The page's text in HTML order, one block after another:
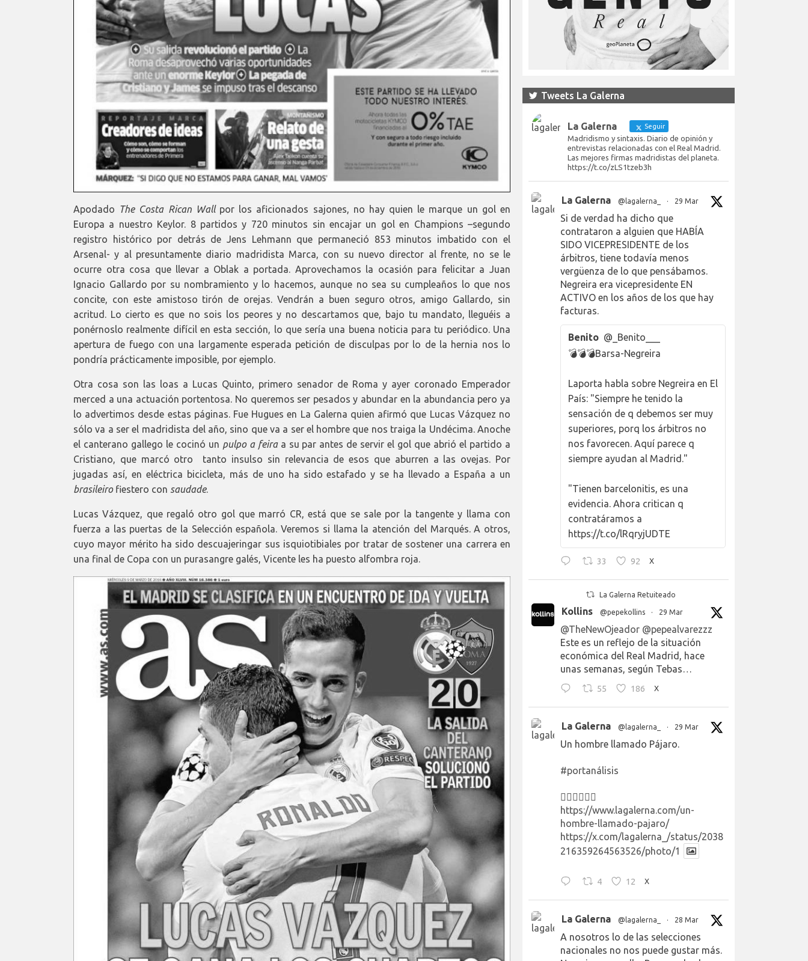
Apodado The Costa Rican Wallpor los aficionados sajones, no hay quien le marque un gol en
Europa a nuestro Keylor. 8 partidos y 720 minutos sin encajar un gol en Champions –segundo
registro histórico por detrás de Jens Lehmann que permaneció 853 minutos imbatido con el
Arsenal- y al presuntamente diario madridista Marca, con su nuevo director al frente, no se le
ocurre otra cosa que llevar a Oblak a portada. Aprovechamos la ocasión para felicitar a Juan
Ignacio Gallardo por su nombramiento y lo hacemos, aunque no sea su cumpleaños lo que nos
concite, con este amistoso tirón de orejas. Vendrán a buen seguro otros, amigo Gallardo, sin
acritud. Lo cierto es que no sois los peores y no descartamos que, bajo tu mandato, lleguéis a
ponérnoslo realmente difícil en esta sección, lo que sería una buena noticia para tu periódico. Una
apertura de fuego con una largamente esperada petición de disculpas por lo de la hernia nos lo
pondría prácticamente imposible, por ejemplo.
Otra cosa son las loas a Lucas Quinto, primero senador de Roma y ayer coronado Emperador
merced a una actuación portentosa. No queremos ser pesados y abundar en la abundancia pero ya
lo advertimos desde estas páginas. Fue Hugues en La Galerna quien afirmó que Lucas Vázquez no
sólo va a ser el madridista del año, sino que va a ser el hombre que nos traiga la Undécima. Anoche
el canterano gallego le cocinó un pulpo a feira a su par antes de servir el gol que abrió el partido a
Cristiano, que marcó otro tanto insulso sin relevancia de esos que aburren a las ovejas. Por
jugadas así, en eléctrica bicicleta, más de uno ha sido estafado y se ha llevado a España a un
brasileirofiestero con saudade.
Lucas Vázquez, que regaló otro gol que marró CR, está que se sale por la tangente y llama con
fuerza a las puertas de la Selección española. Veremos si llama la atención del Marqués. A otros,
cuyo mayor mérito ha sido descuajeringar sus isquiotibiales por tratar de sostener una carrera en
una final de Copa con un purasangre galés, Vicente les ha puesto alfombra roja.
Tweets La Galerna
La Galerna Seguir
Madridismo y sintaxis. Diario de opinión y
entrevistas relacionadas con el Real Madrid.
Las mejores firmas madridistas del planeta.
https://t.co/zLS1tzeb3h
La Galerna @lagalerna_ · 29 Mar
Si de verdad ha dicho que
contrataron a alguien que HABÍA
SIDO VICEPRESIDENTE de los
árbitros, tiene todavía menos
vergüenza de lo que pensábamos.
Negreira era vicepresidente EN
ACTIVO en los años de los que hay
facturas.
Benito @_Benito___
💣💣💣Barsa-Negreira
Laporta habla sobre Negreira en El
País: "Siempre he tenido la
sensación de q debemos ser muy
superiores, porq los árbitros no
nos favorecen. Aquí parece q
siempre ayudan al Madrid."
"Tienen barcelonitis, es una
evidencia. Ahora critican q
contratáramos a
https://t.co/lRqryjUDTE
33 92 X
La Galerna Retuiteado
Kollins @pepekollins · 29 Mar
@TheNewOjeador @pepealvarezzz
Este es un reflejo de la situación
económica del Real Madrid, hace
unas semanas, según Tebas…
55 186 X
La Galerna @lagalerna_ · 29 Mar
Un hombre llamado Pájaro.
#portanálisis
👉🏻👉🏻👉🏻
https://www.lagalerna.com/un-
hombre-llamado-pajaro/
https://x.com/lagalerna_/status/2038
216359264563526/photo/1
4 12 X
La Galerna @lagalerna_ · 28 Mar
A nosotros lo de las selecciones
nacionales no nos puede gustar más.